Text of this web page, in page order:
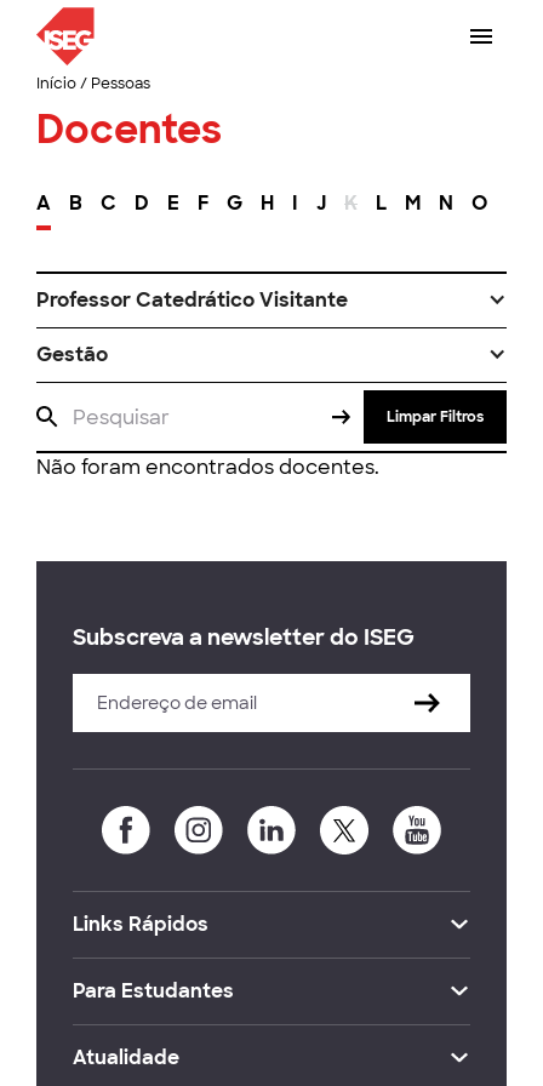
Início/ Pessoas
Docentes
A B C D E F G H I J K L M N O
Professor Catedrático Visitante
Gestão
Limpar Filtros
Não foram encontrados docentes.
Subscreva a newsletter do ISEG
Links Rápidos
Para Estudantes
Atualidade